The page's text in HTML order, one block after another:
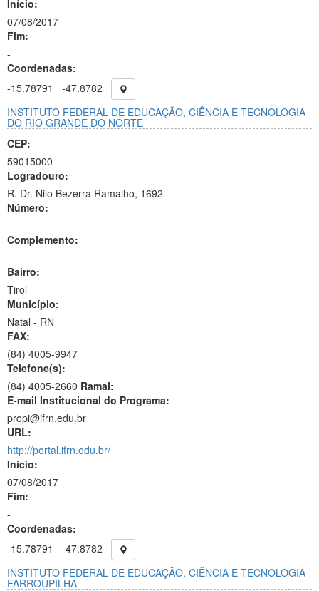
Início:
07/08/2017
Fim:
-
Coordenadas:
-15.78791
-47.8782
INSTITUTO FEDERAL DE EDUCAÇÃO, CIÊNCIA E TECNOLOGIA
DO RIO GRANDE DO NORTE
CEP:
59015000
Logradouro:
R. Dr. Nilo Bezerra Ramalho, 1692
Número:
-
Complemento:
-
Bairro:
Tirol
Município:
Natal - RN
FAX:
(84) 4005-9947
Telefone(s):
(84) 4005-2660 Ramal:
E-mail Institucional do Programa:
propi@ifrn.edu.br
URL:
http://portal.ifrn.edu.br/
Início:
07/08/2017
Fim:
-
Coordenadas:
-15.78791
-47.8782
INSTITUTO FEDERAL DE EDUCAÇÃO, CIÊNCIA E TECNOLOGIA
FARROUPILHA